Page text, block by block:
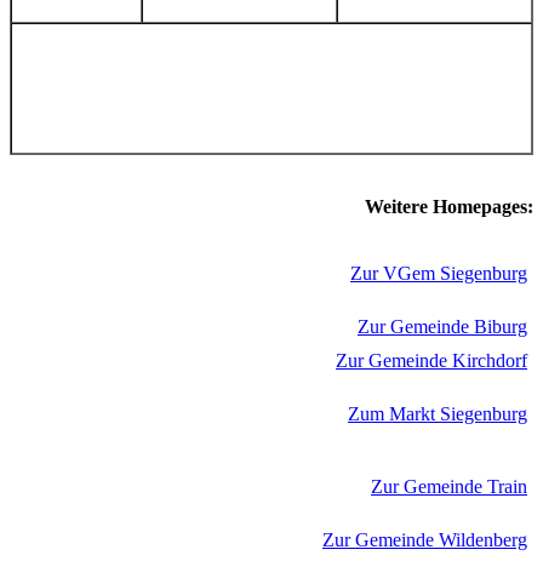
Weitere Homepages:
Zur VGem Siegenburg
Zur Gemeinde Biburg
Zur Gemeinde Kirchdorf
Zum Markt Siegenburg
Zur Gemeinde Train
Zur Gemeinde Wildenberg